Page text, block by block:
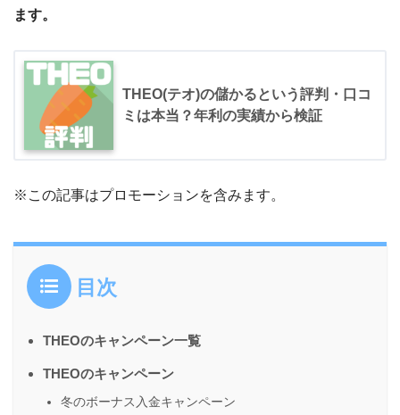
ます。
THEO(テオ)の儲かるという評判・口コ
ミは本当？年利の実績から検証
※この記事はプロモーションを含みます。
目次
THEOのキャンペーン一覧
THEOのキャンペーン
冬のボーナス入金キャンペーン